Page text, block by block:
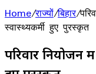
Home/राज्यों/बिहार/
स्वास्थ्यकर्मी हुए पुरस्कृत
परिवार नियोजन